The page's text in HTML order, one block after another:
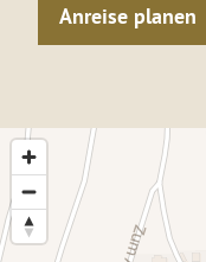
Anreise planen